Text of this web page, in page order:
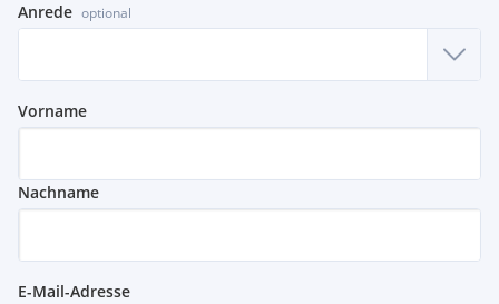
Anrede optional
Vorname
Nachname
E-Mail-Adresse